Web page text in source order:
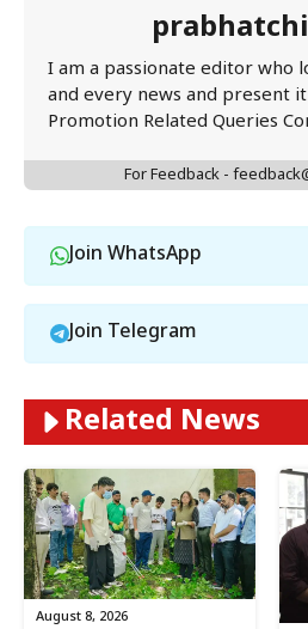
I am a passionate editor who
and every news and present
Promotion Related Queries
For Feedback -
Join WhatsApp
Join Telegram
Related News
August 8, 2026